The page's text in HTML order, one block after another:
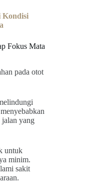
Kondisi
Fokus Mata
pada otot
jalan yang
untuk
minim.
sakit